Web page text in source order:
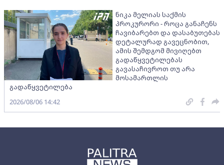
ნიკა მელიას საქმის
პროკურორი - როცა განაჩენს
ჩავიბარებთ და დასაბუთებას
დეტალურად გავეცნობით,
ამის შემდგომ მივიღებთ
გადაწყვეტილებას
გავასაჩივროთ თუ არა
მოსამართლის
გადაწყვეტილება
2026/08/06 14:42